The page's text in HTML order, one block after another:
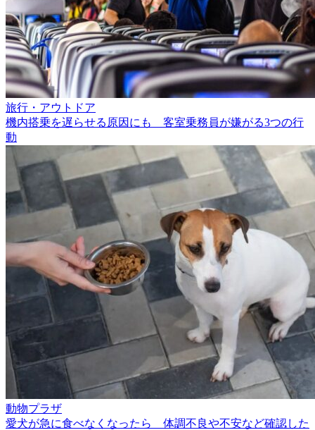
旅行・アウトドア
機内搭乗を遅らせる原因にも 客室乗務員が嫌がる3つの行
動
動物プラザ
愛犬が急に食べなくなったら 体調不良や不安など確認した